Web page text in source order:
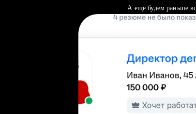
А ещё будем раньше